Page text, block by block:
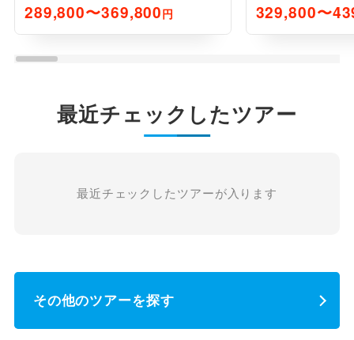
289,800〜369,800円 329,800〜
最近チェックしたツアー
最近チェックしたツアーが入ります
その他のツアーを探す